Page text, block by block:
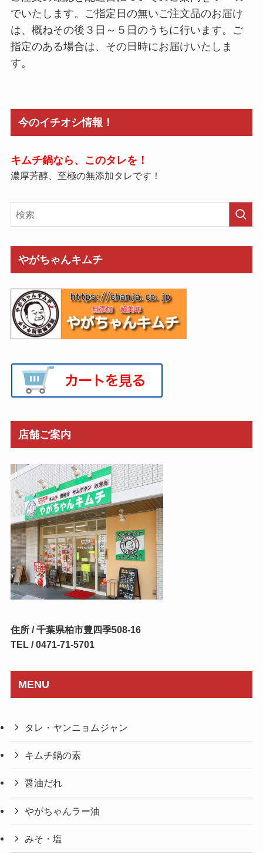
でいたします。ご指定日の無いご注文品のお届け
は、概ねその後３日～５日のうちに行います。ご
指定のある場合は、その日時にお届けいたしま
す。
今のイチオシ情報！
キムチ鍋なら、このタレを！
濃厚芳醇、至極の無添加タレです！
やがちゃんキムチ
店舗ご案内
住所 / 千葉県柏市豊四季508-16
TEL / 0471-71-5701
MENU
タレ・ヤンニョムジャン
キムチ鍋の素
醤油だれ
やがちゃんラー油
みそ・塩